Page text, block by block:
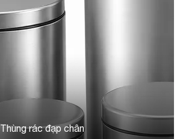
Thùng rác đạp chân